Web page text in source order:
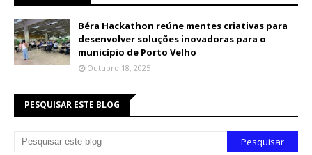
Béra Hackathon reúne mentes criativas para
desenvolver soluções inovadoras para o
município de Porto Velho
Outubro 18, 2025
PESQUISAR ESTE BLOG